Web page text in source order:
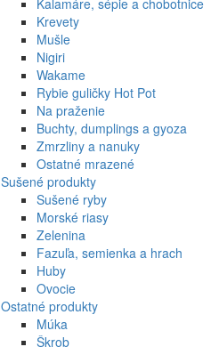
Kalamáre, sépie a chobotnice
Krevety
Mušle
Nigiri
Wakame
Rybie guličky Hot Pot
Na praženie
Buchty, dumplings a gyoza
Zmrzliny a nanuky
Ostatné mrazené
Sušené produkty
Sušené ryby
Morské riasy
Zelenina
Fazuľa, semienka a hrach
Huby
Ovocie
Ostatné produkty
Múka
Škrob